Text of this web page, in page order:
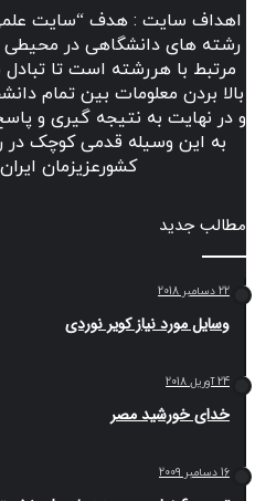
سایت : هدف “سایت علمی
های دانشگاهی در محیطی
با هررشته است تا تبادل
بردن معلومات بین تمام
به نتیجه گیری و پاسخ به
این وسیله قدمی کوچک در
کشورعزیزمان ایران
جدید
مورد نیاز کویر نوردی
خورشید مصر